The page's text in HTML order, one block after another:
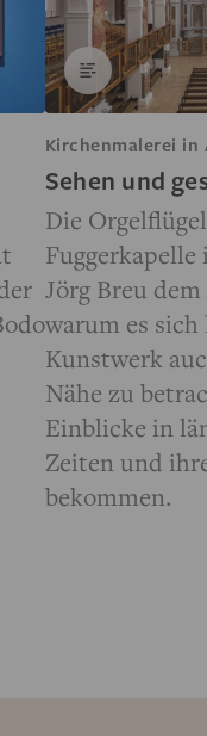
Kirchenmalerei in
Sehen und
Die
Jörg Breu
warum es
Kunstwerk
Nähe zu
Einblicke in
Zeiten und
bekommen.